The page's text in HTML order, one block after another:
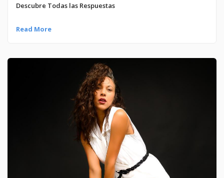
Descubre Todas las Respuestas
Read More